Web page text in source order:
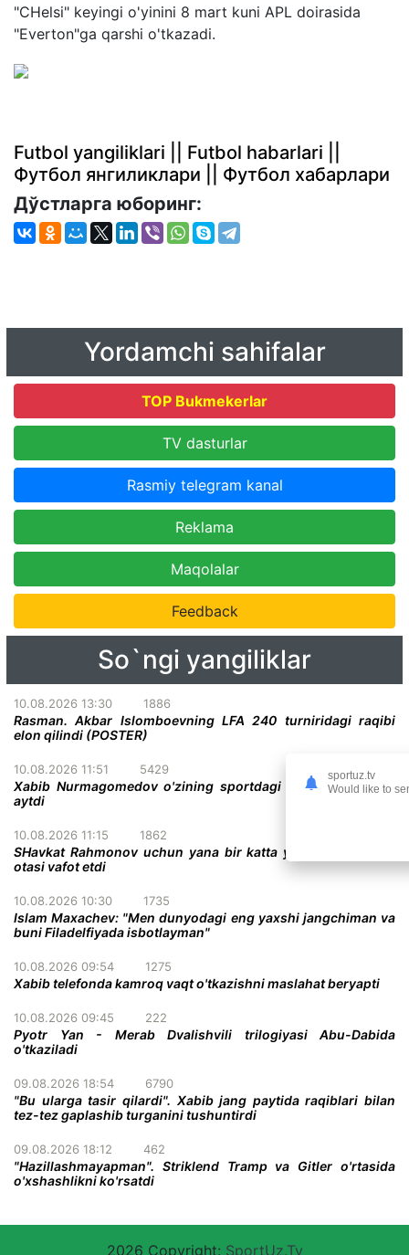
"CHelsi" keyingi o'yinini 8 mart kuni APL doirasida
"Everton"ga qarshi o'tkazadi.
Futbol yangiliklari || Futbol habarlari ||
Футбол янгиликлари || Футбол хабарлари
Дўстларга юборинг:
Yordamchi sahifalar
TOP Bukmekerlar
TV dasturlar
Rasmiy telegram kanal
Reklama
Maqolalar
Feedback
So`ngi yangiliklar
10.08.2026 13:30 1886
Rasman. Akbar Islomboevning LFA 240 turniridagi raqibi
elon qilindi (POSTER)
10.08.2026 11:51 5429
Xabib Nurmagomedov o'zining sportdagi ikki qahramonini
aytdi
10.08.2026 11:15 1862
SHavkat Rahmonov uchun yana bir katta yo'qotish - uning
otasi vafot etdi
10.08.2026 10:30 1735
Islam Maxachev: "Men dunyodagi eng yaxshi jangchiman va
buni Filadelfiyada isbotlayman"
10.08.2026 09:54 1275
Xabib telefonda kamroq vaqt o'tkazishni maslahat beryapti
10.08.2026 09:45 222
Pyotr Yan - Merab Dvalishvili trilogiyasi Abu-Dabida
o'tkaziladi
09.08.2026 18:54 6790
"Bu ularga tasir qilardi". Xabib jang paytida raqiblari bilan
tez-tez gaplashib turganini tushuntirdi
09.08.2026 18:12 462
"Hazillashmayapman". Striklend Tramp va Gitler o'rtasida
o'xshashlikni ko'rsatdi
2026 Copyright: SportUz.Tv
sportuz.tv
Would like to